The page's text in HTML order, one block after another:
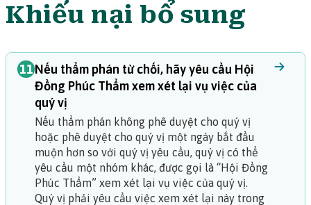
Khiếu nại bổ sung
11Nếu thẩm phán từ chối, hãy yêu cầu Hội
Đồng Phúc Thẩm xem xét lại vụ việc của
quý vị
Nếu thẩm phán không phê duyệt cho quý vị
hoặc phê duyệt cho quý vị một ngày bắt đầu
muộn hơn so với quý vị yêu cầu, quý vị có thể
yêu cầu một nhóm khác, được gọi là “Hội Đồng
Phúc Thẩm” xem xét lại vụ việc của quý vị.
Quý vị phải yêu cầu việc xem xét lại này trong